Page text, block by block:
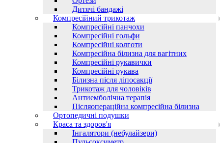
Дитячі бандажі
Компресійний трикотаж
Компресійні панчохи
Компресійні гольфи
Компресійні колготи
Компресійна білизна для вагітних
Компресійні рукавички
Компресійні рукава
Білизна після ліпосакції
Трикотаж для чоловіків
Антиемболічна терапія
Післяопераційна компресійна білизна
Ортопедичні подушки
Краса та здоров'я
Інгалятори (небулайзери)